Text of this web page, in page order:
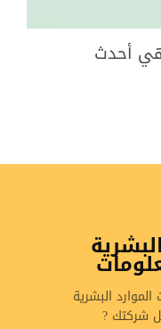
هي أحدث
البشرية
شركتك ?